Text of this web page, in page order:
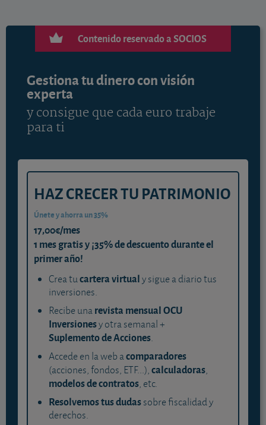
Contenido reservado a SOCIOS
Gestiona tu dinero con visión
experta
y consigue que cada euro trabaje
para ti
HAZ CRECER TU PATRIMONIO
Únete y ahorra un 35%
17,00€/mes
1 mes gratis y ¡35% de descuento durante el
primer año!
Crea tucartera virtualy sigue a diario tus
inversiones.
Recibe unarevista mensual OCU
Inversionesy otra semanal +
Suplemento de Acciones.
Accede en la web acomparadores
(acciones, fondos, ETF...),calculadoras,
modelos de contratos, etc.
Resolvemos tus dudassobre fiscalidad y
derechos.